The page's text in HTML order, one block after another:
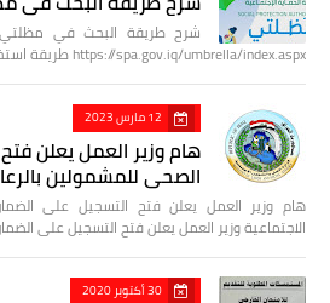
شرح طريقة البحث في
https://spa.gov.iq/umbrella/index.aspx طريقة استخدام مظلتي ادخل الى …
12 مارس 2023
هام وزير العمل يعلن
الصحي للمشمولين
هام وزير العمل يعلن فتح التسجيل على
الاجتماعية وزير العمل يعلن فتح التسجيل على
30 أكتوبر 2020